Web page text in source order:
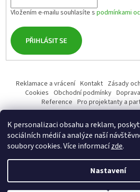
K personalizaci obsahu a reklam,
sociálních médií a analýze naší
soubory cookies. Více informacízde.
Nastavení
Vložením e-mailu souhlasíte s podmínkami
PŘIHLÁSIT SE
Reklamace a vrácení Kontakt Zásady
Cookies Obchodní podmínky Doprava
Reference Pro projektanty a